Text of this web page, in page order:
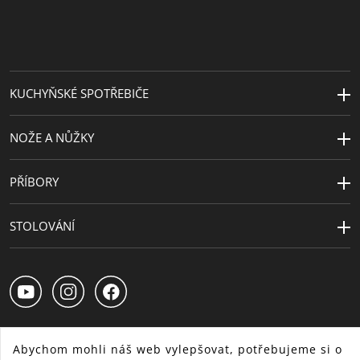
záruka
30 let
KUCHYŇSKÉ SPOTŘEBIČE
NOŽE A NŮŽKY
PŘÍBORY
STOLOVÁNÍ
Abychom mohli náš web vylepšovat, potřebujeme si o